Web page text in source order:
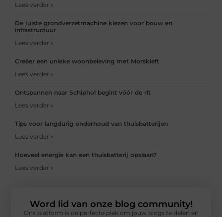
Lees verder »
De juiste grondverzetmachine kiezen voor bouw en
infrastructuur
Lees verder »
Creëer een unieke woonbeleving met Morskieft
Lees verder »
Ontspannen naar Schiphol begint vóór de rit
Lees verder »
Tips voor langdurig onderhoud van thuisbatterijen
Lees verder »
Hoeveel energie kan een thuisbatterij opslaan?
Lees verder »
Word lid van onze blog community!
Ons platform is de perfecte plek om jouw blogs te delen en